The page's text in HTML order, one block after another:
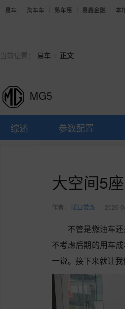
易车 淘车车 易车惠 易鑫金融 本
当前位置： 易车 正文
MG5
综述 参数配置
大空间5
作者： 暖口袋派 2026-
不管是燃油车
不考虑后期的用车
一说。接下来就让我